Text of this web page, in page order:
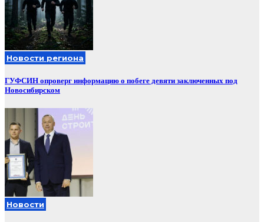
Новости региона
ГУФСИН опроверг информацию о побеге девяти заключенных под
Новосибирском
Новости